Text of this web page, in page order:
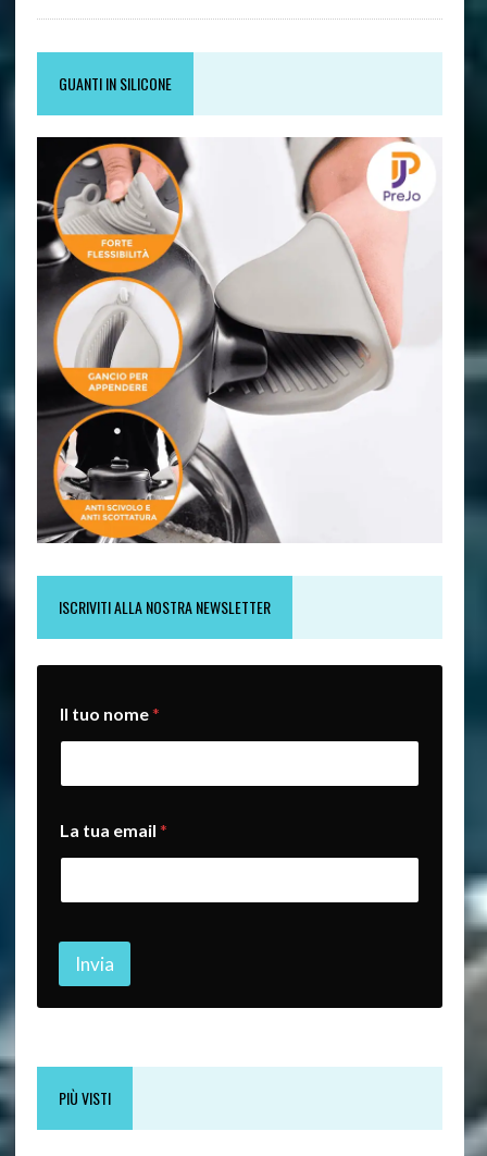
GUANTI IN SILICONE
ISCRIVITI ALLA NOSTRA NEWSLETTER
Il tuo nome*
u
a
u
t
a
La tua email *
Invia
PIÙ VISTI